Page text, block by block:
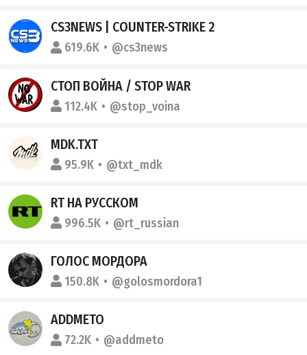
CS3NEWS | COUNTER-STRIKE 2
619.6K @cs3news
СТОП ВОЙНА / STOP WAR
112.4K @stop_voina
MDK.TXT
95.9K @txt_mdk
RT НА РУССКОМ
996.5K @rt_russian
ГОЛОС МОРДОРА
150.8K @golosmordora1
ADDMETO
72.2K @addmeto